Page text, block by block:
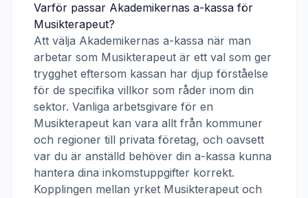
Varför passar Akademikernas a-kassa för
Musikterapeut?
Att välja Akademikernas a-kassa när man
arbetar som Musikterapeut är ett val som ger
trygghet eftersom kassan har djup förståelse
för de specifika villkor som råder inom din
sektor. Vanliga arbetsgivare för en
Musikterapeut kan vara allt från kommuner
och regioner till privata företag, och oavsett
var du är anställd behöver din a-kassa kunna
hantera dina inkomstuppgifter korrekt.
Kopplingen mellan yrket Musikterapeut och